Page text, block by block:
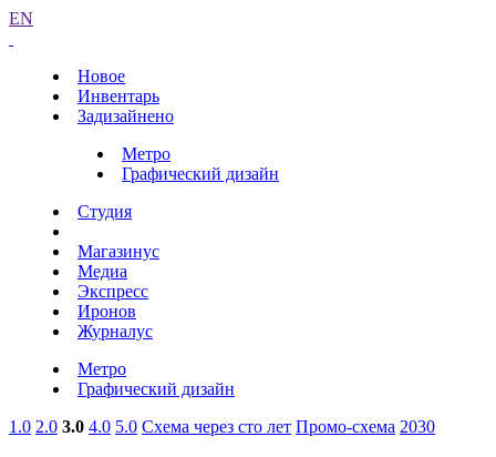
EN
Новое
Инвентарь
Задизайнено
Метро
Графический дизайн
Студия
Магазинус
Медиа
Экспресс
Иронов
Журналус
Метро
Графический дизайн
1.0 2.0 3.0 4.0 5.0 Схема через сто лет Промо-схема 2030